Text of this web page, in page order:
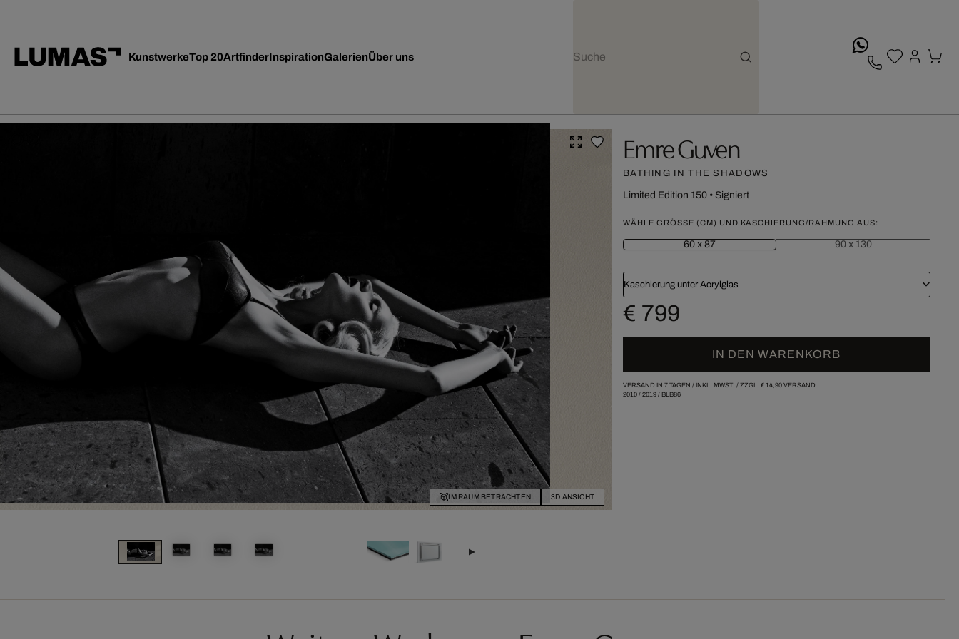
KunstwerkeTop 20ArtfinderInspirationGalerienÜber uns
IM RAUM BETRACHTEN 3D ANSICHT
Emre Guven
BATHING IN THE SHADOWS
Limited Edition 150• Signiert
WÄHLE GRÖSSE (CM) UND KASCHIERUNG/RAHMUNG AUS:
60 x 87 90 x 130
Kaschierung unter Acrylglas
€ 799
IN DEN WARENKORB
VERSAND IN 7 TAGEN / INKL. MWST. / ZZGL. € 14,90VERSAND
2010/ 2019/ BLB86